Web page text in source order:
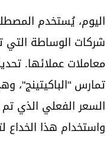
اليوم، يُستخدم
شركات الوساطة
معاملات عملائها.
تمارس "الباكيتينج"،
السعر الفعلي الذي تم
واستخدام هذا الخداع